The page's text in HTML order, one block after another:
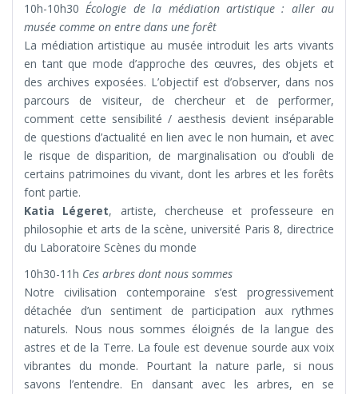
10h-10h30Écologie de la médiation artistique : aller au
musée comme on entre dans une forêt
La médiation artistique au musée introduit les arts vivants
en tant que mode d’approche des œuvres, des objets et
des archives exposées. L’objectif est d’observer, dans nos
parcours de visiteur, de chercheur et de performer,
comment cette sensibilité / aesthesis devient inséparable
de questions d’actualité en lien avec le non humain, et avec
le risque de disparition, de marginalisation ou d’oubli de
certains patrimoines du vivant, dont les arbres et les forêts
font partie.
Katia Légeret, artiste, chercheuse et professeure en
philosophie et arts de la scène, université Paris 8, directrice
du Laboratoire Scènes du monde
10h30-11h Ces arbres dont nous sommes
Notre civilisation contemporaine s’est progressivement
détachée d’un sentiment de participation aux rythmes
naturels. Nous nous sommes éloignés de la langue des
astres et de la Terre. La foule est devenue sourde aux voix
vibrantes du monde. Pourtant la nature parle, si nous
savons l’entendre. En dansant avec les arbres, en se